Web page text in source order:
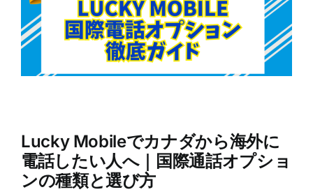
Lucky Mobileでカナダから海外に
電話したい人へ｜国際通話オプショ
ンの種類と選び方